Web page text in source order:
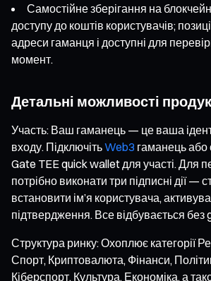
Самостійне зберігання на
доступу до коштів користувачів;
адреси гаманця і доступні для
момент.
Детальні можливості
Участь: Ваш гаманець — це ваша
входу. ПідключітьWeb3 гаманець або
Gate TEE quick wallet для участі. Для
потрібно виконати три підписні дії —
встановити ім’я користувача,
підтвердження. Все відбувається без
Структура ринку: Охоплює категорії
Спорт, Криптовалюта, Фінанси,
Кіберспорт, Культура, Економіка, а